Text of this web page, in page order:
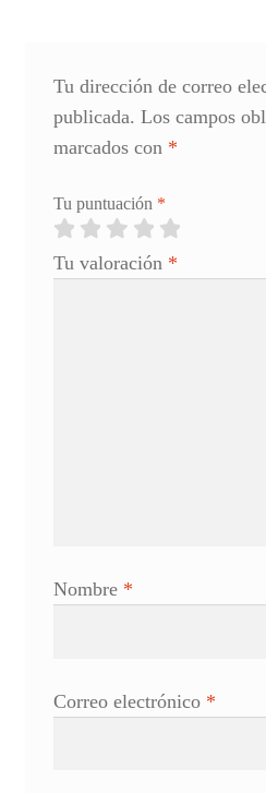
Tu dirección de correo
publicada. Los campos
marcados con *
Tu puntuación *
Tu valoración *
Nombre *
Correo electrónico *